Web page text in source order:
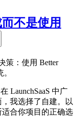
不是使用
策：使用 Better
LaunchSaaS 中广
我选择了自建。以
合你项目的正确选